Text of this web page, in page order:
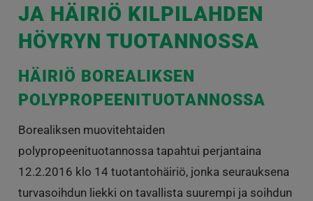
JA HÄIRIÖ KILPILAHDEN
HÖYRYN TUOTANNOSSA
HÄIRIÖ BOREALIKSEN
POLYPROPEENITUOTANNOSSA
Borealiksen muovitehtaiden
polypropeenituotannossa tapahtui perjantaina
12.2.2016 klo 14 tuotantohäiriö, jonka seurauksena
turvasoihdun liekki on tavallista suurempi ja soihdun